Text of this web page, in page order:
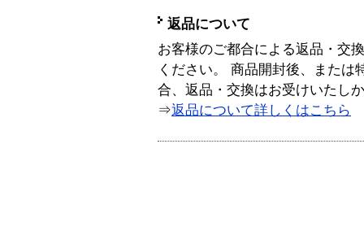
返品について
お客様のご都合による返品・交
ください。 商品開封後、または
合、返品・交換はお受けいたし
⇒返品について詳しくはこちら